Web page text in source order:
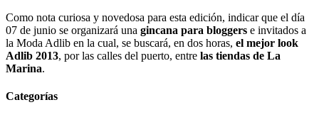
Como nota curiosa y novedosa para esta edición, indicar que el día
07 de junio se organizará una gincana para bloggers e invitados a
la Moda Adlib en la cual, se buscará, en dos horas, el mejor look
Adlib 2013, por las calles del puerto, entre las tiendas de La
Marina.
Categorías